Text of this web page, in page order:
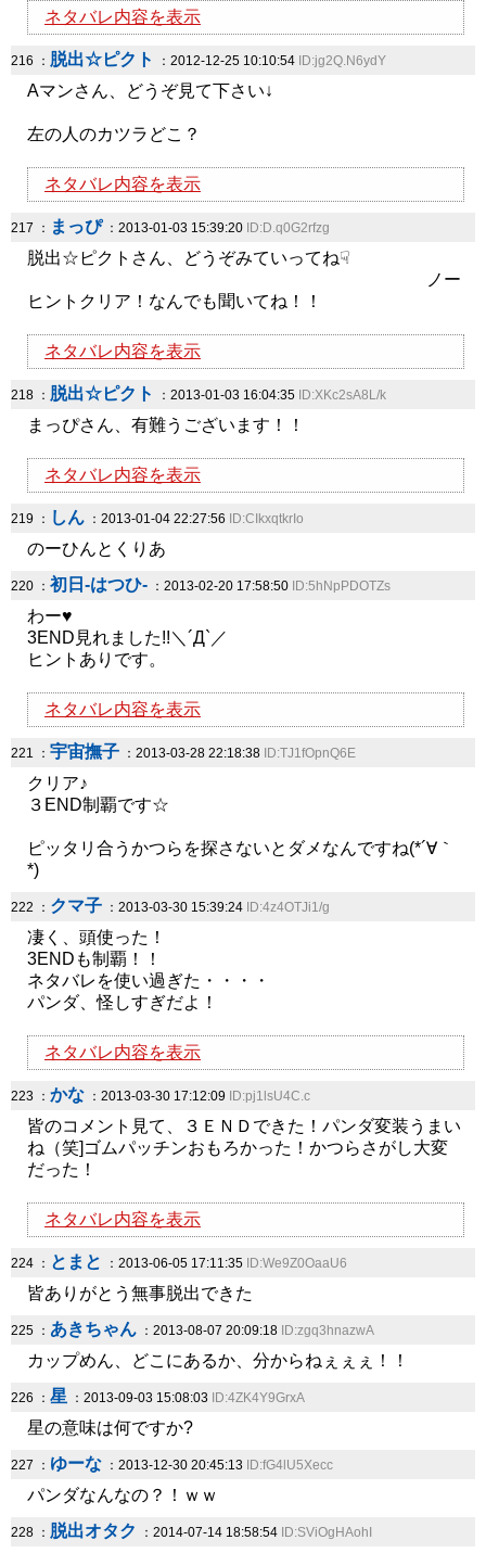
ネタバレ内容を表示
216 ： 脱出☆ピクト ：2012-12-25 10:10:54 ID:jg2Q.N6ydY
Aマンさん、どうぞ見て下さい↓
左の人のカツラどこ？
ネタバレ内容を表示
217 ： まっぴ：2013-01-03 15:39:20 ID:D.q0G2rfzg
脱出☆ピクトさん、どうぞみていってね☟
ノー
ヒントクリア！なんでも聞いてね！！
ネタバレ内容を表示
218 ： 脱出☆ピクト ：2013-01-03 16:04:35 ID:XKc2sA8L/k
まっぴさん、有難うございます！！
ネタバレ内容を表示
219 ： しん ：2013-01-04 22:27:56 ID:CIkxqtkrIo
のーひんとくりあ
220 ： 初日-はつひ- ：2013-02-20 17:58:50 ID:5hNpPDOTZs
わー♥
3END見れました!!＼´Д`／
ヒントありです。
ネタバレ内容を表示
221 ： 宇宙撫子 ：2013-03-28 22:18:38 ID:TJ1fOpnQ6E
クリア♪
３END制覇です☆
ピッタリ合うかつらを探さないとダメなんですね(*´∀｀
*)
222 ： クマ子 ：2013-03-30 15:39:24 ID:4z4OTJi1/g
凄く、頭使った！
3ENDも制覇！！
ネタバレを使い過ぎた・・・・
パンダ、怪しすぎだよ！
ネタバレ内容を表示
223 ： かな ：2013-03-30 17:12:09 ID:pj1lsU4C.c
皆のコメント見て、３ＥＮＤできた！パンダ変装うまい
ね（笑]ゴムパッチンおもろかった！かつらさがし大変
だった！
ネタバレ内容を表示
224 ： とまと ：2013-06-05 17:11:35 ID:We9Z0OaaU6
皆ありがとう無事脱出できた
225 ： あきちゃん ：2013-08-07 20:09:18 ID:zgq3hnazwA
カップめん、どこにあるか、分からねぇぇぇ！！
226 ： 星 ：2013-09-03 15:08:03 ID:4ZK4Y9GrxA
星の意味は何ですか?
227 ： ゆーな ：2013-12-30 20:45:13 ID:fG4lU5Xecc
パンダなんなの？！ｗｗ
228 ： 脱出オタク ：2014-07-14 18:58:54 ID:SViOgHAohI